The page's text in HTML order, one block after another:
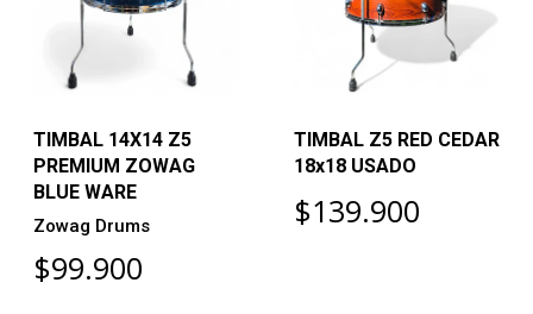
TIMBAL 14X14 Z5
PREMIUM ZOWAG
BLUE WARE
Zowag Drums
$99.900
TIMBAL Z5 RED CEDAR
18x18 USADO
$139.900